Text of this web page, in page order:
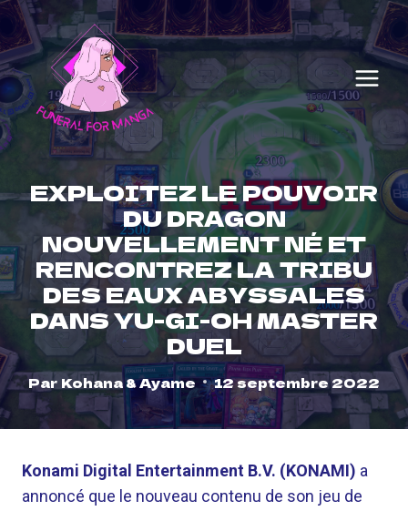
Skip
to
content
EXPLOITEZ LE POUVOIR
DU DRAGON
NOUVELLEMENT NÉ ET
RENCONTREZ LA TRIBU
DES EAUX ABYSSALES
DANS YU-GI-OH MASTER
DUEL
Par Kohana & Ayame 12 septembre 2022
Konami Digital Entertainment B.V. (KONAMI) a
annoncé que le nouveau contenu de son jeu de